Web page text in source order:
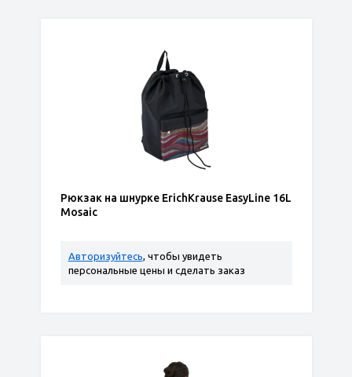
Рюкзак на шнурке ErichKrause EasyLine 16L
Mosaic
Авторизуйтесь, чтобы увидеть
персональные цены и сделать заказ